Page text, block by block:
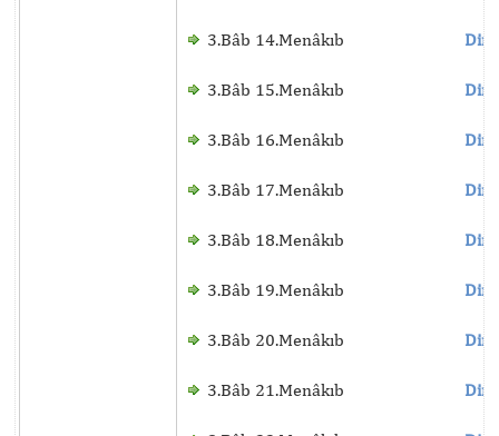
3.Bâb 14.Menâkıb
3.Bâb 15.Menâkıb
3.Bâb 16.Menâkıb
3.Bâb 17.Menâkıb
3.Bâb 18.Menâkıb
3.Bâb 19.Menâkıb
3.Bâb 20.Menâkıb
3.Bâb 21.Menâkıb